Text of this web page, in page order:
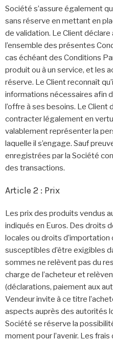
Société s’assure également
sans réserve en mettant en
de validation. Le Client
l’ensemble des présentes
cas échéant des Conditions
produit ou à un service, et les
réserve. Le Client reconnaît
informations nécessaires afin
l’offre à ses besoins. Le Client
contracter légalement en
valablement représenter la
laquelle il s’engage. Sauf
enregistrées par la Société
des transactions.
Article 2 : Prix
Les prix des produits vendus
indiqués en Euros. Des droits
locales ou droits d’importation
susceptibles d’être exigibles
sommes ne relèvent pas du
charge de l’acheteur et
(déclarations, paiement aux
Vendeur invite à ce titre
aspects auprès des autorités
Société se réserve la
moment pour l’avenir. Les